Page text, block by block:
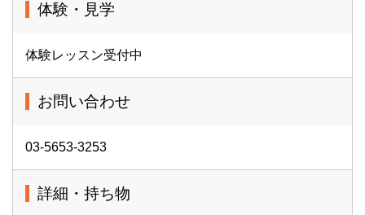
体験・見学
体験レッスン受付中
お問い合わせ
03-5653-3253
詳細・持ち物